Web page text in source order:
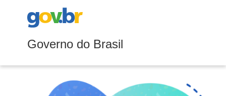
Governo do Brasil